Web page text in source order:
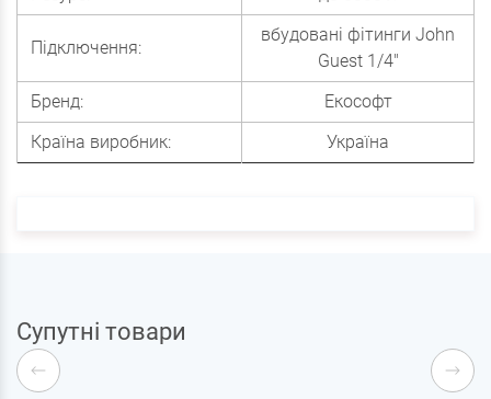
Підключення:
вбудовані фітинги John
Guest 1/4"
Бренд:
Екософт
Країна виробник:
Україна
Супутні товари